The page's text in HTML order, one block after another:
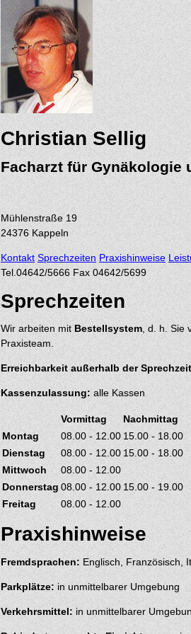
Christian Sellig
Facharzt für Gynäkologie
Mühlenstraße 19
24376 Kappeln
Kontakt Sprechzeiten Praxishinweise
Tel. 04642/5666 Fax 04642/5699
Sprechzeiten
Wir arbeiten mit Bestellsystem, d. h. Sie
Praxisteam.
Erreichbarkeit außerhalb der
Kassenzulassung: alle Kassen
Vormittag
Nachmittag
Montag
08.00 - 12.00 15.00 - 18.00
Dienstag
08.00 - 12.00 15.00 - 18.00
Mittwoch
08.00 - 12.00
Donnerstag 08.00 - 12.00 15.00 - 19.00
Freitag
08.00 - 12.00
Praxishinweise
Fremdsprachen: Englisch, Französisch,
Parkplätze: in unmittelbarer Umgebung
Verkehrsmittel: in unmittelbarer